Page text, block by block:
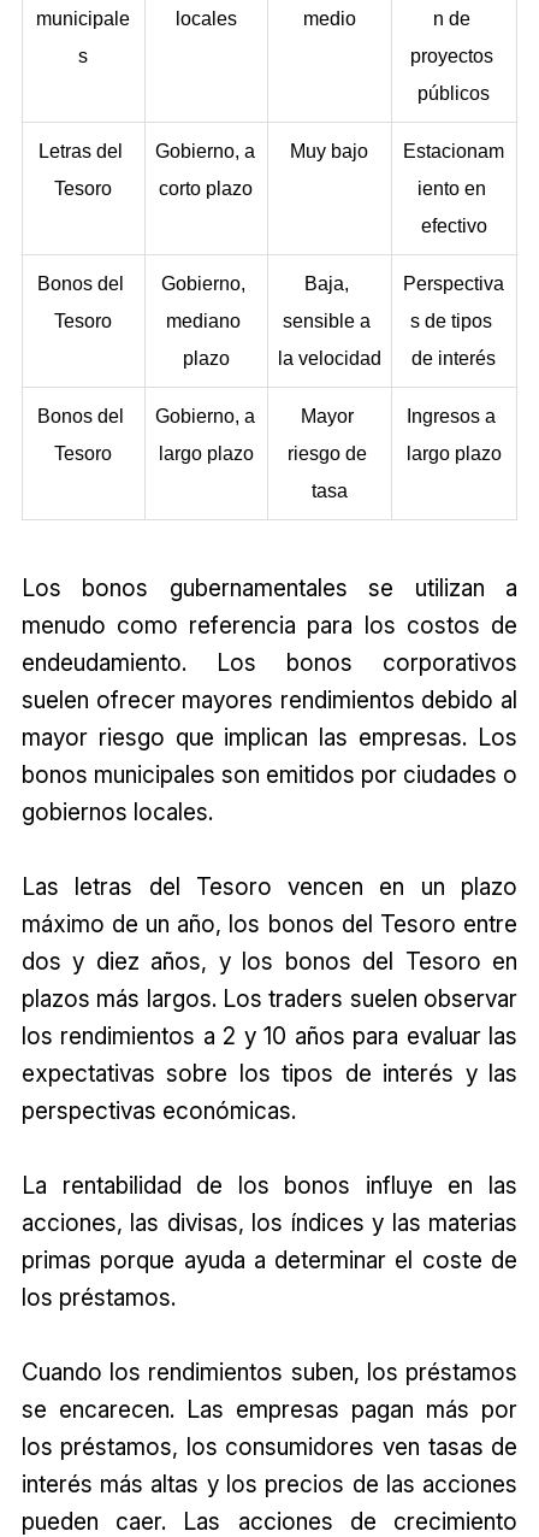
municipale
s
locales medio
n de
proyectos
públicos
Letras del
Tesoro
Gobierno, a
corto plazo
Muy bajo
Estacionam
iento en
efectivo
Bonos del
Tesoro
Gobierno,
mediano
plazo
Baja,
sensible a
la velocidad
Perspectiva
s de tipos
de interés
Bonos del
Tesoro
Gobierno, a
largo plazo
Mayor
riesgo de
tasa
Ingresos a
largo plazo
Los bonos gubernamentales se utilizan a
menudo como referencia para los costos de
endeudamiento. Los bonos corporativos
suelen ofrecer mayores rendimientos debido al
mayor riesgo que implican las empresas. Los
bonos municipales son emitidos por ciudades o
gobiernos locales.
Las letras del Tesoro vencen en un plazo
máximo de un año, los bonos del Tesoro entre
dos y diez años, y los bonos del Tesoro en
plazos más largos. Los traders suelen observar
los rendimientos a 2 y 10 años para evaluar las
expectativas sobre los tipos de interés y las
perspectivas económicas.
La rentabilidad de los bonos influye en las
acciones, las divisas, los índices y las materias
primas porque ayuda a determinar el coste de
los préstamos.
Cuando los rendimientos suben, los préstamos
se encarecen. Las empresas pagan más por
los préstamos, los consumidores ven tasas de
interés más altas y los precios de las acciones
pueden caer. Las acciones de crecimiento